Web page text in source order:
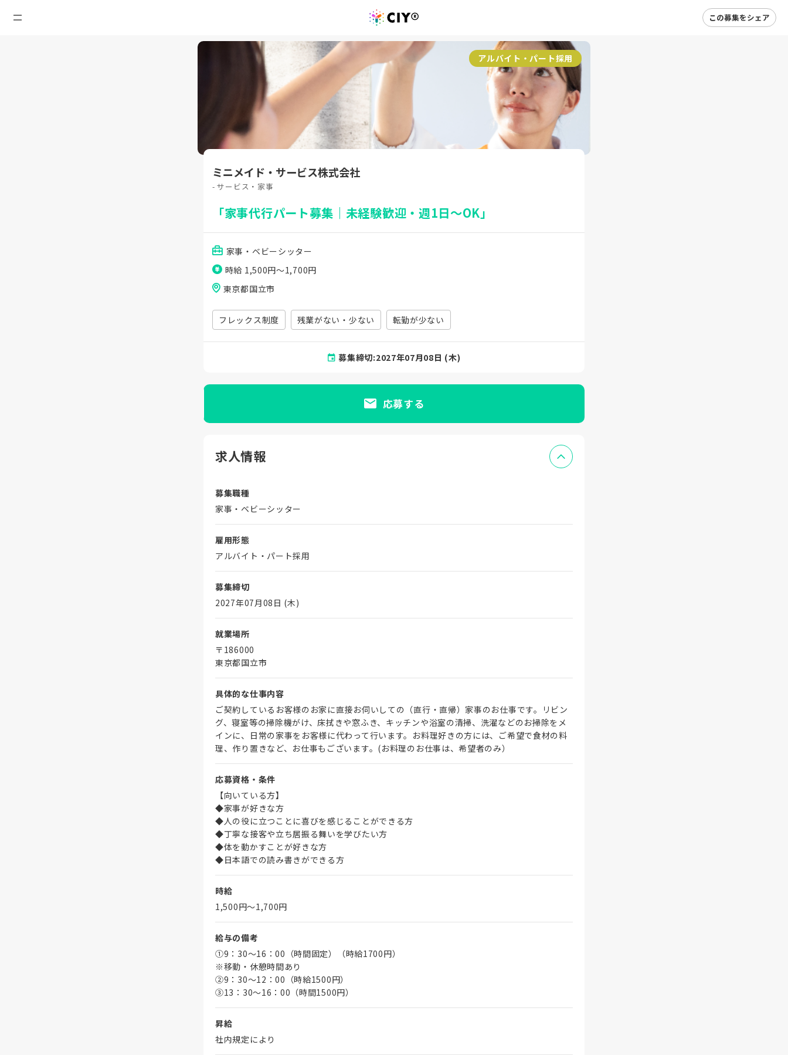
この募集をシェア
アルバイト・パート採用
ミニメイド・サービス株式会社
- サービス・家事
「家事代行パート募集｜未経験歓迎・週1日～OK」
家事・ベビーシッター
時給 1,500円〜1,700円
東京都国立市
フレックス制度 残業がない・少ない 転勤が少ない
募集締切:2027年07月08日 (木)
応募する
求人情報
募集職種
家事・ベビーシッター
雇用形態
アルバイト・パート採用
募集締切
2027年07月08日 (木)
就業場所
〒186000
東京都国立市
具体的な仕事内容
ご契約しているお客様のお家に直接お伺いしての（直行・直帰）家事のお仕事です。リビン
グ、寝室等の掃除機がけ、床拭きや窓ふき、キッチンや浴室の清掃、洗濯などのお掃除をメ
インに、日常の家事をお客様に代わって行います。お料理好きの方には、ご希望で食材の料
理、作り置きなど、お仕事もございます。(お料理のお仕事は、希望者のみ）
応募資格・条件
【向いている方】
◆家事が好きな方
◆人の役に立つことに喜びを感じることができる方
◆丁寧な接客や立ち居振る舞いを学びたい方
◆体を動かすことが好きな方
◆日本語での読み書きができる方
時給
1,500円〜1,700円
給与の備考
①9：30～16：00（時間固定）（時給1700円）
※移動・休憩時間あり
➁9：30～12：00（時給1500円）
③13：30～16：00（時間1500円）
昇給
社内規定により